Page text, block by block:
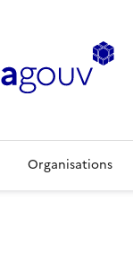
Organisations